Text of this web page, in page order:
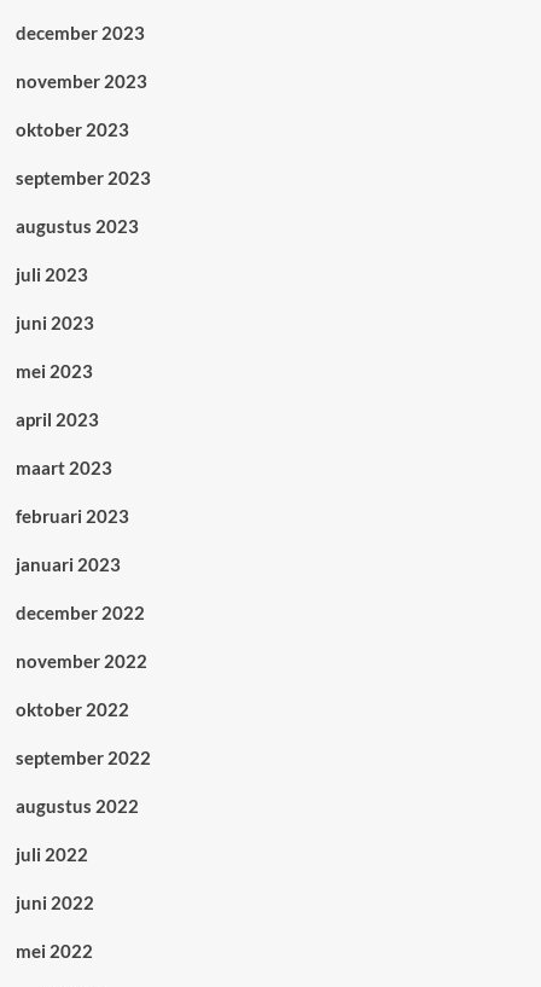
december 2023
november 2023
oktober 2023
september 2023
augustus 2023
juli 2023
juni 2023
mei 2023
april 2023
maart 2023
februari 2023
januari 2023
december 2022
november 2022
oktober 2022
september 2022
augustus 2022
juli 2022
juni 2022
mei 2022